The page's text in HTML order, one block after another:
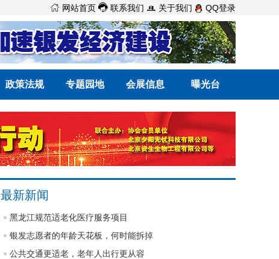
 网站首页  联系我们  关于我们 QQ登录
政策法规 专题园地 会展信息 曝光台
最新新闻
黑龙江规范适老化医疗服务项目
银发志愿者的年龄天花板，何时能拆掉
公共交通更适老，老年人出行更从容